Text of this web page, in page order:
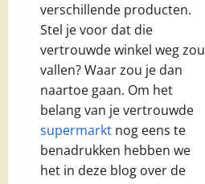
verschillende producten.
Stel je voor dat die
vertrouwde winkel weg zou
vallen? Waar zou je dan
naartoe gaan. Om het
belang van je vertrouwde
supermarkt nog eens te
benadrukken hebben we
het in deze blog over de